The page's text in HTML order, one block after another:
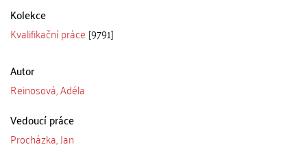
Kolekce
Kvalifikační práce [9791]
Autor
Reinosová, Adéla
Vedoucí práce
Procházka, Jan